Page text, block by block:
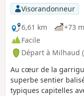
Visorandonneur
6,61 km
+73 m
Facile
Départ à Milhaud
Au cœur de la
superbe sentier
typiques capitelles